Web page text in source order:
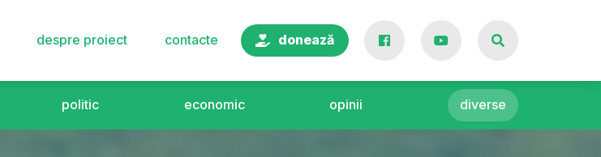
despre proiect contacte donează
politic economic opinii diverse